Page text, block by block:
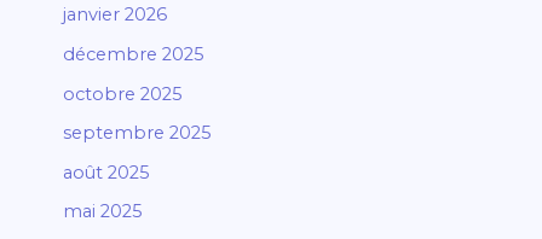
janvier 2026
décembre 2025
octobre 2025
septembre 2025
août 2025
mai 2025